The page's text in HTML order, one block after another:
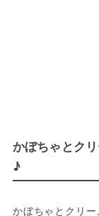
かぼちゃとク
♪
かぼちゃとクリ